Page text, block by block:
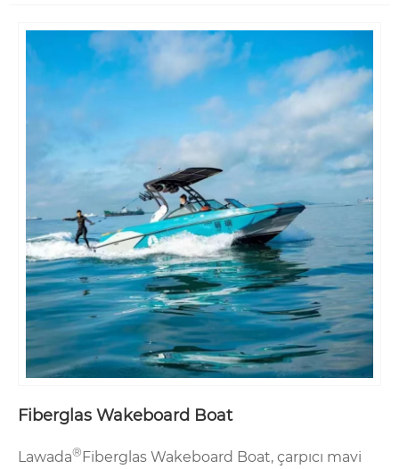
Fiberglas Wakeboard Boat
Lawada® Fiberglas Wakeboard Boat, çarpıcı mavi